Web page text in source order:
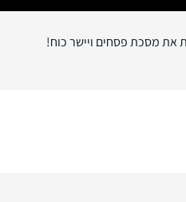
את מסכת פסחים ויישר כוח!